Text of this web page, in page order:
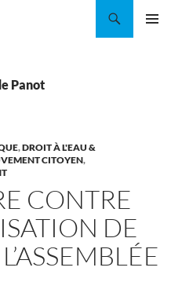
Panot
,DROIT À L'EAU &
CITOYEN,
CONTRE
DE